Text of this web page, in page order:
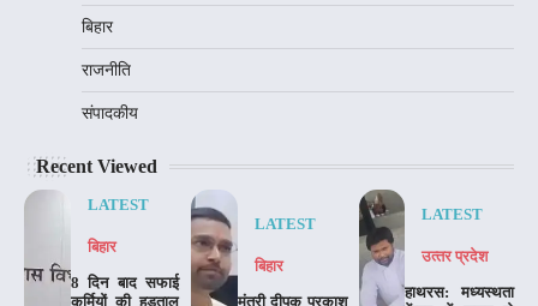
बिहार
राजनीति
संपादकीय
Recent Viewed
LATEST
बिहार
8 दिन बाद सफाई
कर्मियों की हड़ताल
LATEST
बिहार
मंत्री दीपक प्रकाश
LATEST
उत्‍तर प्रदेश
हाथरस: मध्यस्थता